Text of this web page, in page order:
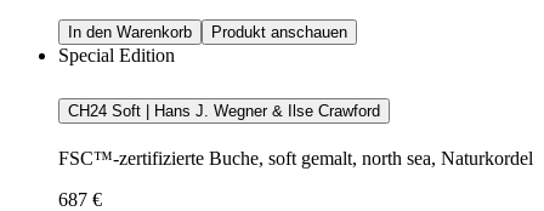
In den Warenkorb Produkt anschauen
Special Edition
CH24 Soft | Hans J. Wegner & Ilse Crawford
FSC™-zertifizierte Buche, soft gemalt, north sea, Naturkordel
687 €